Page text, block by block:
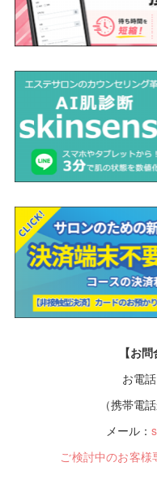
【お
お電
（携帯電
メール：
ご検討中のお客様